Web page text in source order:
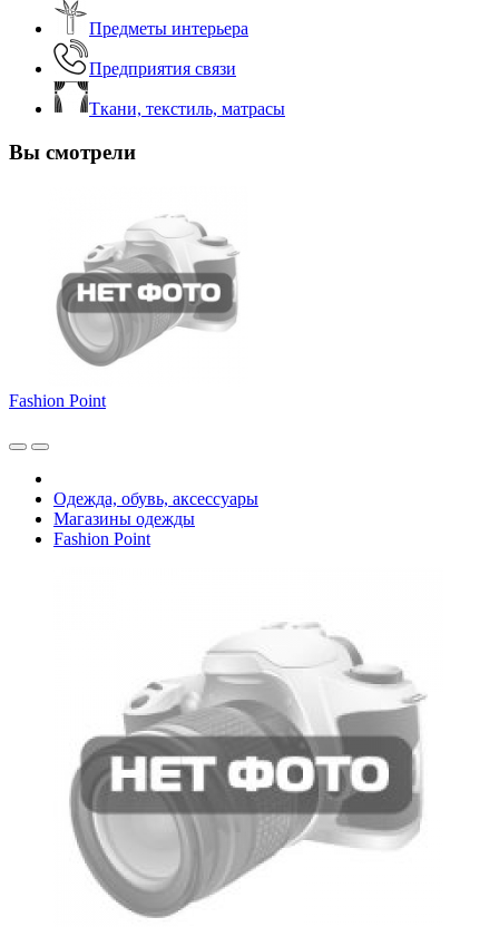
Предметы интерьера
Предприятия связи
Ткани, текстиль, матрасы
Вы смотрели
Fashion Point
Одежда, обувь, аксессуары
Магазины одежды
Fashion Point